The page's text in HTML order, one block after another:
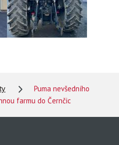
Puma nevšedního
farmu do Černčic